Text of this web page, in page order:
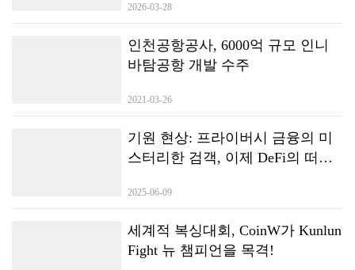
2026-03-28
인천공항공사, 6000억 규모 인니
바탐공항 개발 수주
2021-03-26
기원 현상: 프라이버시 금융의 미
스터리한 검객, 이제 DeFi의 떠오
2025-06-09
세계적 복싱대회, CoinW가 Kunlun
Fight 뉴 챔피언을 목격!